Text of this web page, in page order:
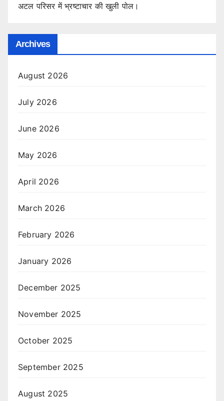
अटल परिसर में भ्रष्टाचार की खुली पोल।
Archives
August 2026
July 2026
June 2026
May 2026
April 2026
March 2026
February 2026
January 2026
December 2025
November 2025
October 2025
September 2025
August 2025